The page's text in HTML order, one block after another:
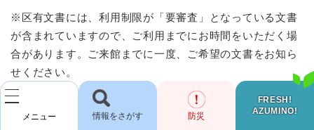
メニュー
※区有文書には、利用制限が「要審査」となっている文書
が含まれていますので、ご利用までにお時間をいただく場
合があります。ご来館までに一度、ご希望の文書をお知ら
せください。​
■豊科地域
FRESH!
AZUMINO!
検
防災